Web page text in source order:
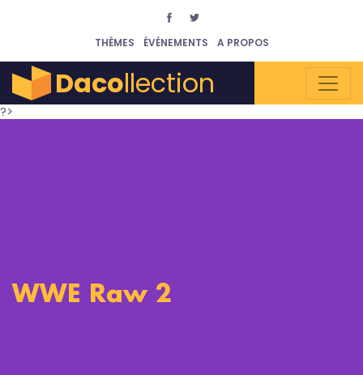
THÈMES ÉVÉNEMENTS A PROPOS
Dacollection
?>
WWE Raw 2